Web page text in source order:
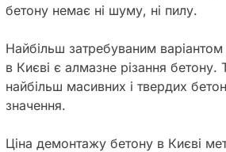
бетону немає ні шуму, ні пилу.
Найбільш затребуваним
в Києві є алмазне різання
найбільш масивних і твердих
значення.
Ціна демонтажу бетону в Києві